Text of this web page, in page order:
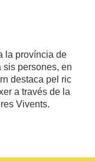
la província de
sis persones, en
destaca pel ric
a través de la
Vivents.